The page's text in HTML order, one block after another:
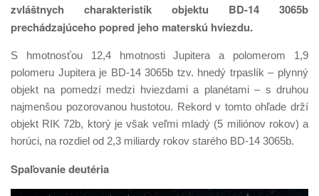
zvláštnych charakteristík objektu BD-14 3065b
prechádzajúceho popred jeho materskú hviezdu.
S hmotnosťou 12,4 hmotnosti Jupitera a polomerom 1,9
polomeru Jupitera je BD-14 3065b tzv. hnedý trpaslík – plynný
objekt na pomedzí medzi hviezdami a planétami – s druhou
najmenšou pozorovanou hustotou. Rekord v tomto ohľade drží
objekt RIK 72b, ktorý je však veľmi mladý (5 miliónov rokov) a
horúci, na rozdiel od 2,3 miliardy rokov starého BD-14 3065b.
Spaľovanie deutéria